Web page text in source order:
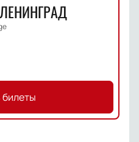
билеты